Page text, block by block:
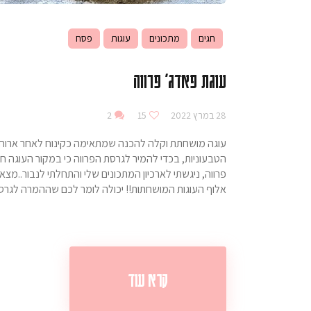
חגים מתכונים עוגות פסח
עוגת פאדג' פרווה
28 במרץ 2022 15
2
עוגה מושחתת וקלה להכנה שמתאימה כקינוח לאחר
הטבעוניות, בכדי להמיר לגרסת הפרווה כי במקור
פרווה, ניגשתי לארכיון המתכונים שלי והתחלתי
אלוף העוגות המושחתות!! יכולה לומר לכם שההמרה
קרא עוד